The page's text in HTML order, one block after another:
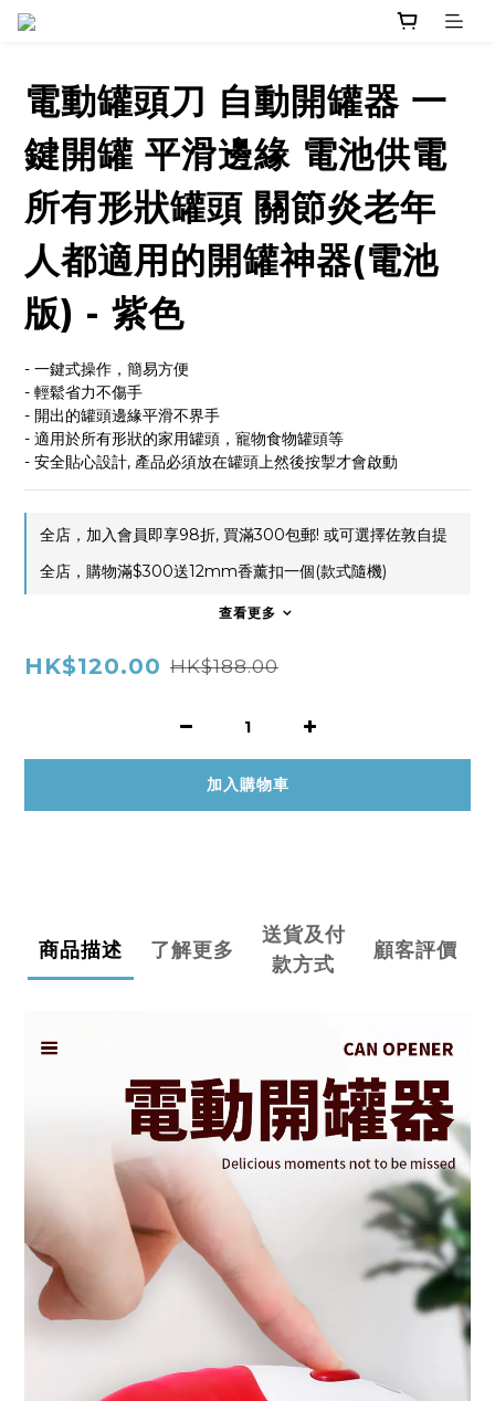
電動罐頭刀 自動開罐器 一
鍵開罐 平滑邊緣 電池供電
所有形狀罐頭 關節炎老年
人都適用的開罐神器(電池
版) - 紫色
- 一鍵式操作，簡易方便
- 輕鬆省力不傷手
- 開出的罐頭邊緣平滑不界手
- 適用於所有形狀的家用罐頭，寵物食物罐頭等
- 安全貼心設計, 產品必須放在罐頭上然後按掣才會啟動
全店，加入會員即享98折, 買滿300包郵! 或可選擇佐敦自提
全店，購物滿$300送12mm香薰扣一個(款式隨機)
查看更多
HK$120.00 HK$188.00
加入購物車
商品描述 了解更多
送貨及付
款方式
顧客評價